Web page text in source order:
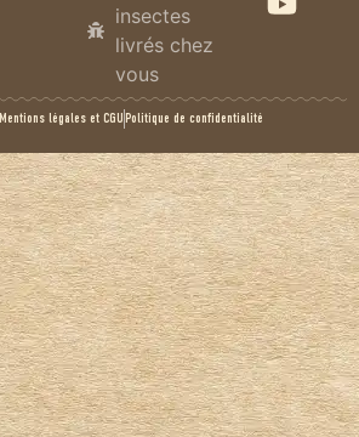
insectes
livrés chez
vous
Mentions légales et CGU Politique de confidentialité